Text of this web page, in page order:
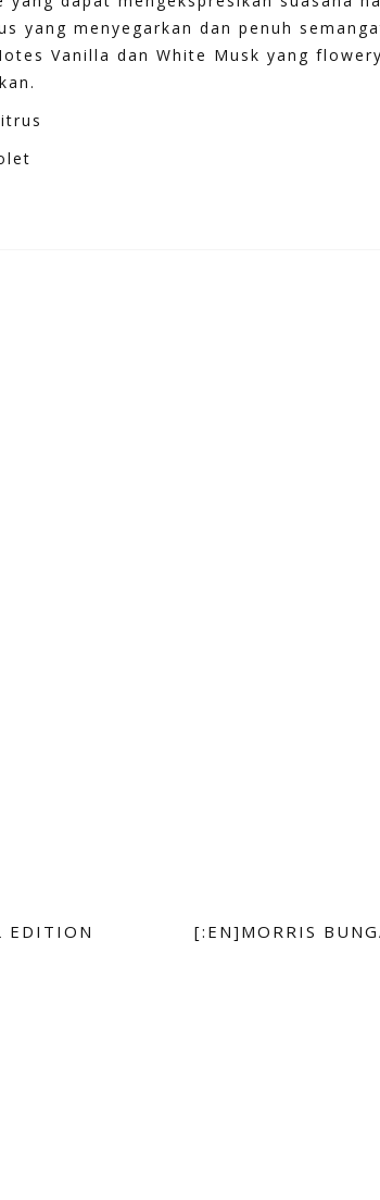
yang menyegarkan dan penuh
Vanilla dan White Musk yang
EDITION
[:EN]MORRIS